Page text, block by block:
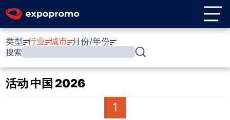
类型 行业 城市 月份/年份
搜索
活动 中国 2026
1